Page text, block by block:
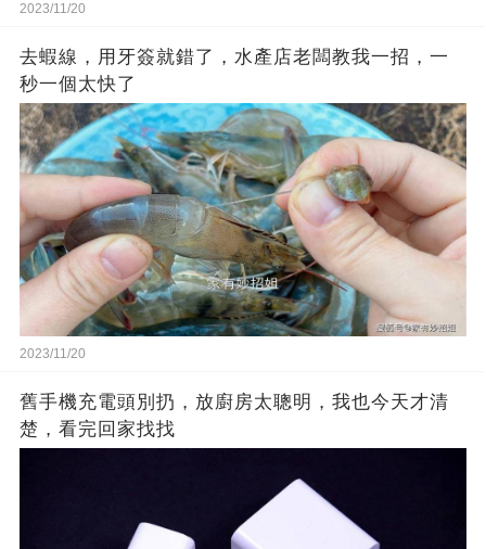
2023/11/20
去蝦線，用牙簽就錯了，水產店老闆教我一招，一
秒一個太快了
2023/11/20
舊手機充電頭別扔，放廚房太聰明，我也今天才清
楚，看完回家找找